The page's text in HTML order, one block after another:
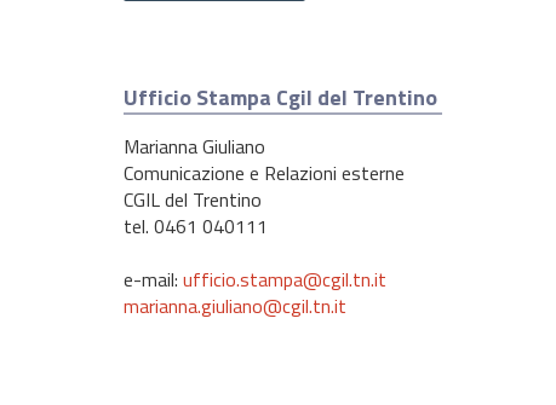
Ufficio Stampa Cgil del Trentino
Marianna Giuliano
Comunicazione e Relazioni esterne
CGIL del Trentino
tel. 0461 040111
e-mail: ufficio.stampa@cgil.tn.it
marianna.giuliano@cgil.tn.it